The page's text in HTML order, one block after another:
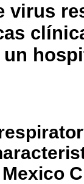
virus
un